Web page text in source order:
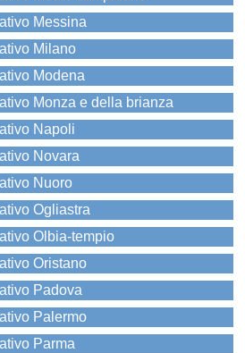
Messina
Milano
Modena
Monza e della brianza
Napoli
Novara
Nuoro
Ogliastra
Olbia-tempio
Oristano
Padova
Palermo
Parma